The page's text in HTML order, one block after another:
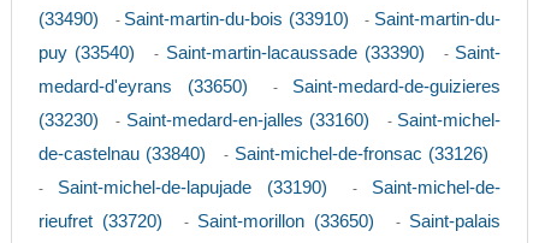
(33490)
- Saint-martin-du-bois (33910) - Saint-martin-du-
puy (33540)
- Saint-martin-lacaussade (33390) - Saint-
medard-d'eyrans (33650)
- Saint-medard-de-guizieres
(33230)
- Saint-medard-en-jalles (33160) - Saint-michel-
de-castelnau (33840)
- Saint-michel-de-fronsac (33126)
- Saint-michel-de-lapujade (33190) - Saint-michel-de-
rieufret (33720)
- Saint-morillon (33650) - Saint-palais